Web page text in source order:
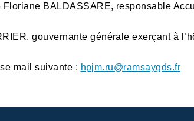
BALDASSARE, responsable
gouvernante générale exerçant à
mail suivante : hpjm.ru@ramsaygds.fr